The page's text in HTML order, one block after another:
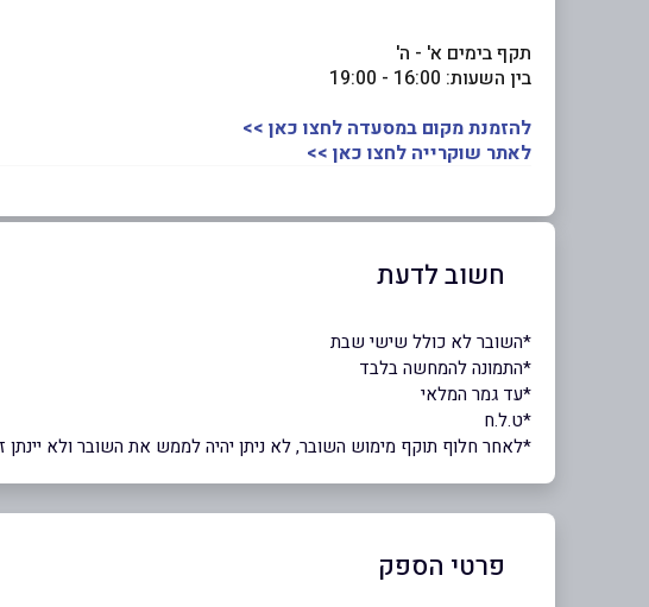
תקף בימים א' - ה'
בין השעות: 16:00 - 19:00
להזמנת מקום במסעדה לחצו כאן >>
לאתר שוקרייה לחצו כאן >>
חשוב לדעת
*השובר לא כולל שישי שבת
*התמונה להמחשה בלבד
*עד גמר המלאי
*ט.ל.ח
*לאחר חלוף תוקף מימוש השובר, לא ניתן יהיה לממש את השובר ולא יינתן
פרטי הספק